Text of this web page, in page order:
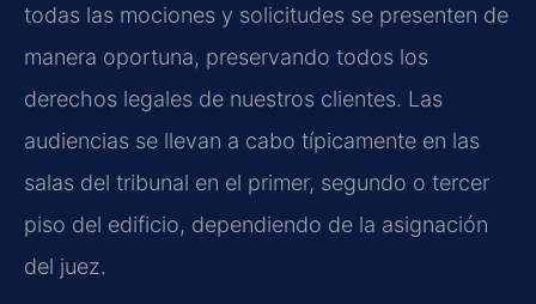
todas las mociones y solicitudes se presenten de
manera oportuna, preservando todos los
derechos legales de nuestros clientes. Las
audiencias se llevan a cabo típicamente en las
salas del tribunal en el primer, segundo o tercer
piso del edificio, dependiendo de la asignación
del juez.